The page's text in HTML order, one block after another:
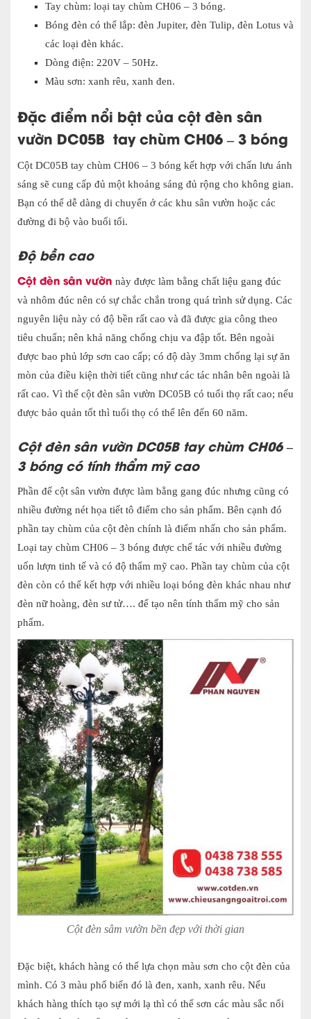
Tay chùm: loại tay chùm CH06 – 3 bóng.
Bóng đèn có thể lắp: đèn Jupiter, đèn Tulip, đèn Lotus và
các loại đèn khác.
Dòng điện: 220V – 50Hz.
Màu sơn: xanh rêu, xanh đen.
Đặc điểm nổi bật của cột đèn sân
vườn DC05B tay chùm CH06 – 3 bóng
Cột DC05B tay chùm CH06 – 3 bóng kết hợp với chấn lưu ánh
sáng sẽ cung cấp đủ một khoảng sáng đủ rộng cho không gian.
Bạn có thể dễ dàng di chuyển ở các khu sân vườn hoặc các
đường đi bộ vào buổi tối.
Độ bền cao
Cột đèn sân vườn này được làm bằng chất liệu gang đúc
và nhôm đúc nên có sự chắc chắn trong quá trình sử dụng. Các
nguyên liệu này có độ bền rất cao và đã được gia công theo
tiêu chuẩn; nên khả năng chống chịu va đập tốt. Bên ngoài
được bao phủ lớp sơn cao cấp; có độ dày 3mm chống lại sự ăn
mòn của điều kiện thời tiết cũng như các tác nhân bên ngoài là
rất cao. Vì thế cột đèn sân vườn DC05B có tuổi thọ rất cao; nếu
được bảo quản tốt thì tuổi thọ có thể lên đến 60 năm.
Cột đèn sân vườn DC05B tay chùm CH06 –
3 bóng có tính thẩm mỹ cao
Phần đế cột sân vườn được làm bằng gang đúc nhưng cũng có
nhiều đường nét họa tiết tô điểm cho sản phẩm. Bên cạnh đó
phần tay chùm của cột đèn chính là điểm nhấn cho sản phẩm.
Loại tay chùm CH06 – 3 bóng được chế tác với nhiều đường
uốn lượn tinh tế và có độ thẩm mỹ cao. Phần tay chùm của cột
đèn còn có thể kết hợp với nhiều loại bóng đèn khác nhau như
đèn nữ hoàng, đèn sư tử…. để tạo nên tính thẩm mỹ cho sản
phẩm.
Cột đèn sâm vườn bền đẹp với thời gian
Đặc biệt, khách hàng có thể lựa chọn màu sơn cho cột đèn của
mình. Có 3 màu phổ biến đó là đen, xanh, xanh rêu. Nếu
khách hàng thích tạo sự mới lạ thì có thể sơn các màu sắc nổi